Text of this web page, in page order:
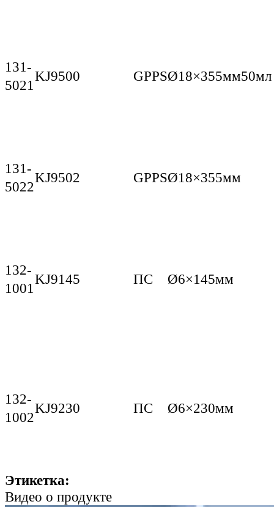
131-
5021
KJ9500 GPPSØ18×355мм50мл
131-
5022
KJ9502 GPPSØ18×355мм
132-
1001
KJ9145 ПС Ø6×145мм
132-
1002
KJ9230 ПС Ø6×230мм
Этикетка:
Видео о продукте